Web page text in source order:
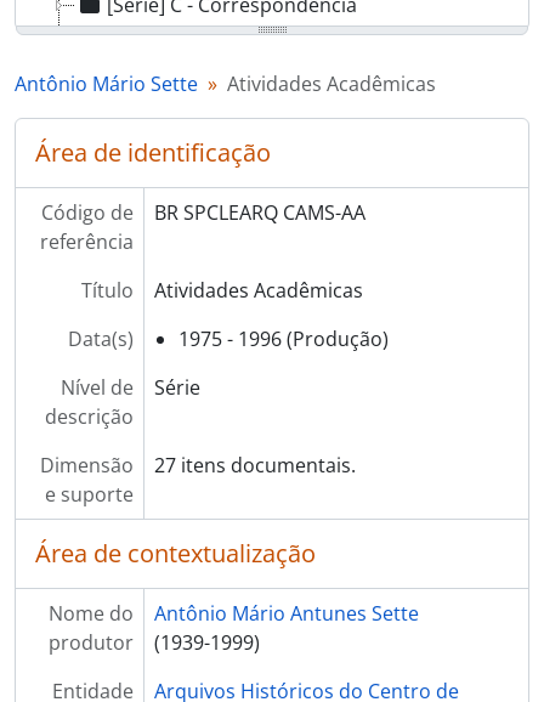
[Série] DP - Documentos Pessoais
[Série] PIO - Produção Intelectual de Antônio Mário Sette e Outros
[Série] PIT - Produção Intelectual de Terceiros
[Série] PUC-Chile - PUC do Chile
Antônio Mário Sette Atividades Acadêmicas
Área de identificação
Código de
referência
BR SPCLEARQ CAMS-AA
Título
Atividades Acadêmicas
Data(s)
1975 - 1996 (Produção)
Nível de
descrição
Série
Dimensão
e suporte
27 itens documentais.
Área de contextualização
Nome do
produtor
Antônio Mário Antunes Sette
(1939-1999)
Entidade
Arquivos Históricos do Centro de